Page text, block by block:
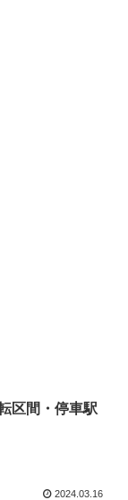
区間・停車駅
2024.03.16